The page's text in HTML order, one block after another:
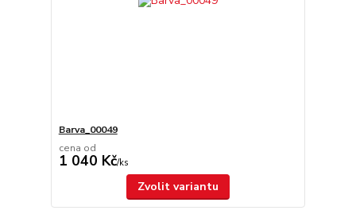
Barva_00049
cena od
1 040 Kč/ks
Zvolit variantu